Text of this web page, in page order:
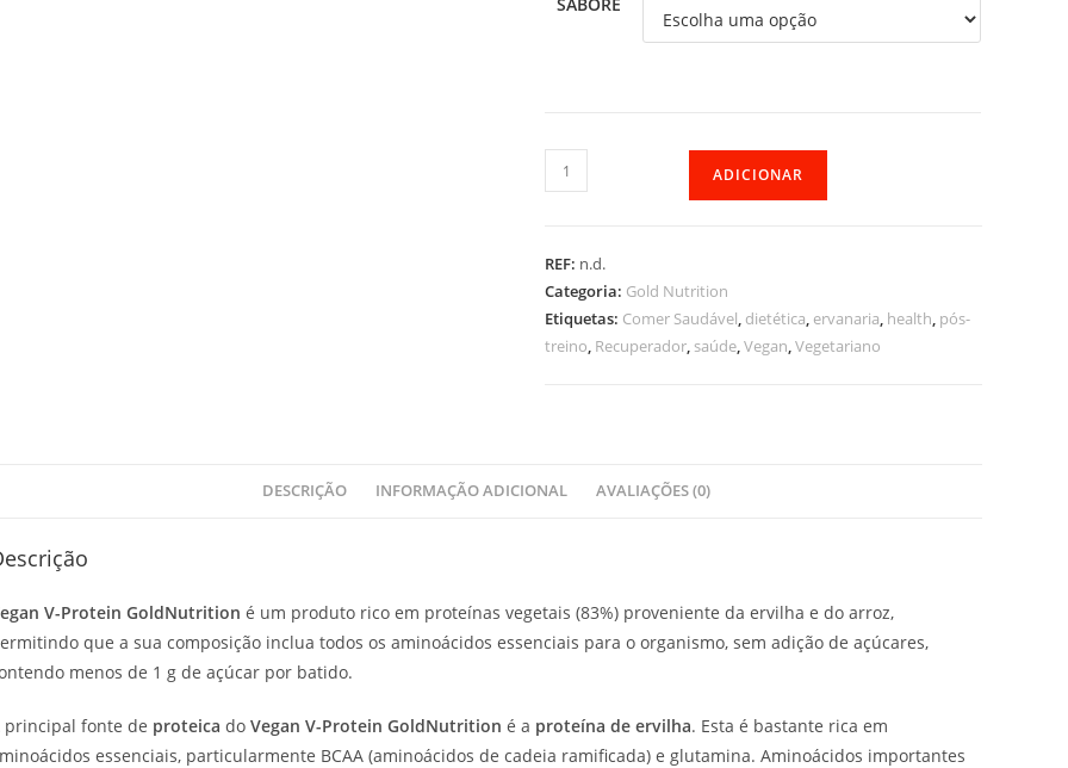
Quantidade
de
Protein
ADICIONAR
REF: n.d.
Categoria: Gold Nutrition
Etiquetas: Comer Saudável, dietética, ervanaria, health, pós-
treino, Recuperador, saúde,Vegan,Vegetariano
DESCRIÇÃO INFORMAÇÃO ADICIONAL AVALIAÇÕES (0)
V-Protein GoldNutrition é um produto rico em proteínas vegetais (83%) proveniente da ervilha e do arroz,
que a sua composição inclua todos os aminoácidos essenciais para o organismo, sem adição de açúcares,
menos de 1 g de açúcar por batido.
principal fonte de proteica do Vegan V-Protein GoldNutrition é a proteína de ervilha. Esta é bastante rica em
essenciais, particularmente BCAA (aminoácidos de cadeia ramificada) e glutamina. Aminoácidos importantes